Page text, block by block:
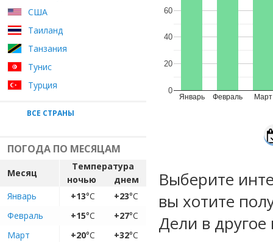
США
Таиланд
Танзания
Тунис
Турция
ВСЕ СТРАНЫ
ПОГОДА ПО МЕСЯЦАМ
Месяц
Температура
ночью
днем
Январь
+13°C +23°C
Февраль
+15°C +27°C
Март
+20°C +32°C
Январь Февраль Март
0
20
40
60
Выберите
вы хотите
Дели в другое